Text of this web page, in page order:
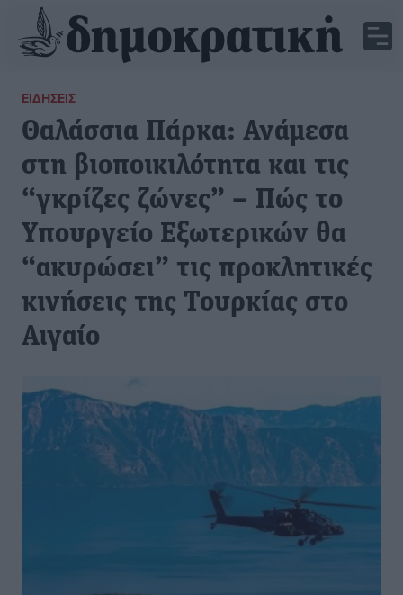
ΕΙΔΉΣΕΙΣ
Θαλάσσια Πάρκα: Ανάμεσα
στη βιοποικιλότητα και τις
“γκρίζες ζώνες” – Πώς το
Υπουργείο Εξωτερικών θα
“ακυρώσει” τις προκλητικές
κινήσεις της Τουρκίας στο
Αιγαίο